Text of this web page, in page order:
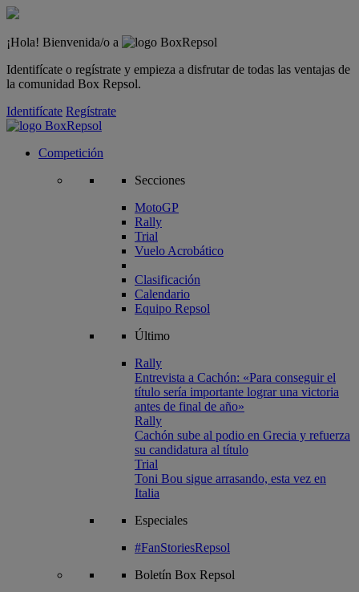
¡Hola! Bienvenida/o a
Identifícate o regístrate y empieza a disfrutar de todas las ventajas de
la comunidad Box Repsol.
Identifícate Regístrate
Competición
Secciones
MotoGP
Rally
Trial
Vuelo Acrobático
Clasificación
Calendario
Equipo Repsol
Último
Rally
Entrevista a Cachón: «Para conseguir el
título sería importante lograr una victoria
antes de final de año»
Rally
Cachón sube al podio en Grecia y refuerza
su candidatura al título
Trial
Toni Bou sigue arrasando, esta vez en
Italia
Especiales
#FanStoriesRepsol
Boletín Box Repsol